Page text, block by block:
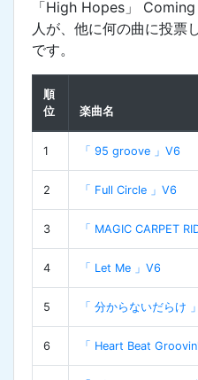
「High Hopes」
人が、他に何の曲に投票
です。
順
位
楽曲名
1 「 95 groove 」V6
2 「 Full Circle 」V6
3 「 MAGIC CARPET
4 「 Let Me 」V6
5 「 分からないだらけ
6 「 Heart Beat